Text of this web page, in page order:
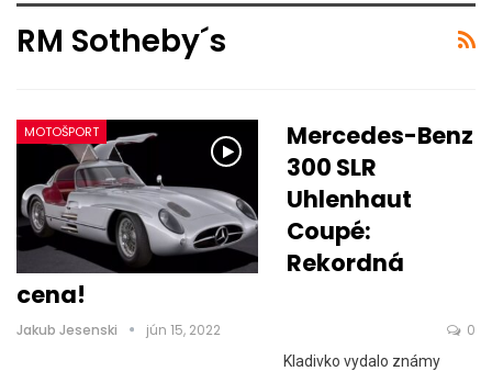
RM Sotheby´s
MOTOŠPORT
Mercedes-Benz
300 SLR
Uhlenhaut
Coupé:
Rekordná
cena!
Jakub Jesenski jún 15, 2022 0
Kladivko vydalo známy